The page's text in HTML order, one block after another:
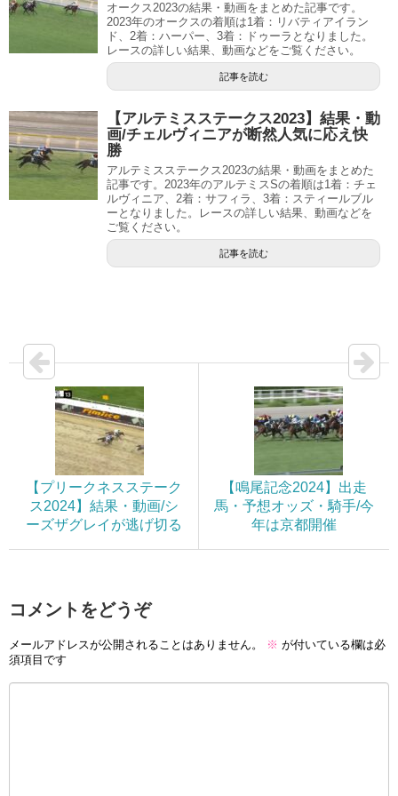
オークス2023の結果・動画をまとめた記事です。
2023年のオークスの着順は1着：リバティアイラン
ド、2着：ハーパー、3着：ドゥーラとなりました。
レースの詳しい結果、動画などをご覧ください。
記事を読む
【アルテミスステークス2023】結果・動
画/チェルヴィニアが断然人気に応え快
勝
アルテミスステークス2023の結果・動画をまとめた
記事です。2023年のアルテミスSの着順は1着：チェ
ルヴィニア、2着：サフィラ、3着：スティールブル
ーとなりました。レースの詳しい結果、動画などを
ご覧ください。
記事を読む
【プリークネスステーク
ス2024】結果・動画/シ
ーズザグレイが逃げ切る
【鳴尾記念2024】出走
馬・予想オッズ・騎手/今
年は京都開催
コメントをどうぞ
メールアドレスが公開されることはありません。 ※ が付いている欄は必
須項目です